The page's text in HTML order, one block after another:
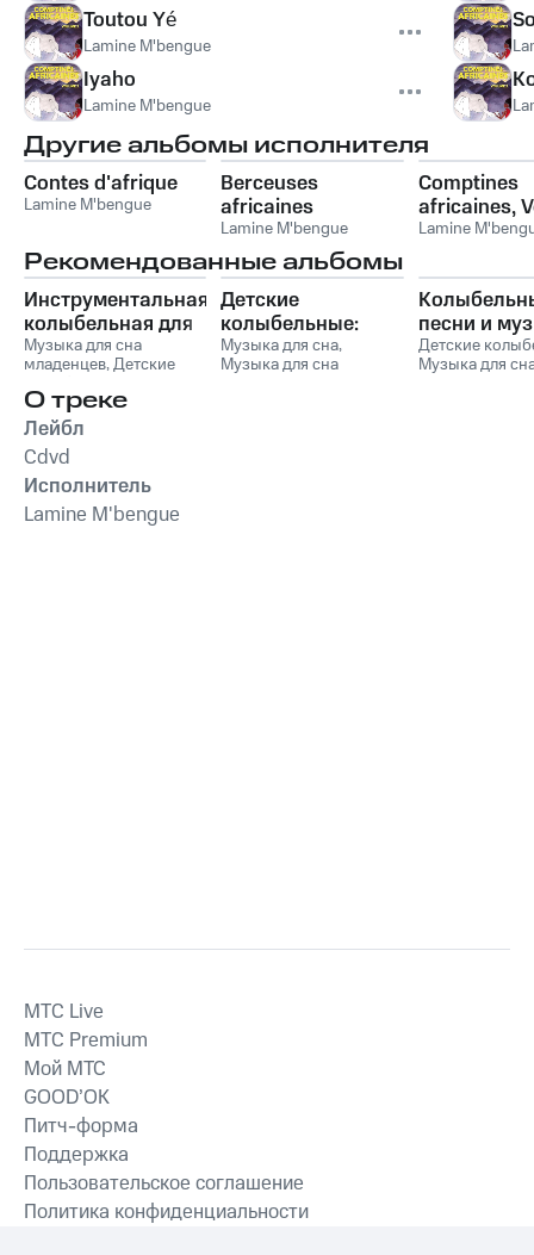
Toutou Yé
Lamine M'bengue
Iyaho
Lamine M'bengue
Другие альбомы исполнителя
Contes d'afrique
Lamine M'bengue
Berceuses
africaines
Lamine M'bengue
Comptines
africaines,
Lamine
Рекомендованные альбомы
Инструментальная
колыбельная для
малышей со
звуками природы
Музыка для сна
младенцев,Детские
для сна малыша
Колыбельная музыка
для детей и младенцев
Детские
колыбельные:
Нежная
успокаивающая
Музыка для сна,
Музыка для сна
песни и
для сна
младенцев
Детские
Музыка для
О треке
Лейбл
Cdvd
Исполнитель
Lamine M'bengue
MTС Live
MTС Premium
Мой МТС
GOOD’OK
Питч-форма
Поддержка
Пользовательское соглашение
Политика конфиденциальности